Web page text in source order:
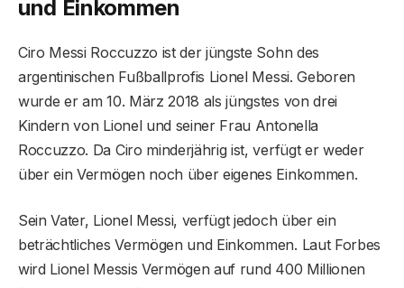
und Einkommen
Ciro Messi Roccuzzo ist der jüngste Sohn des
argentinischen Fußballprofis Lionel Messi. Geboren
wurde er am 10. März 2018 als jüngstes von drei
Kindern von Lionel und seiner Frau Antonella
Roccuzzo. Da Ciro minderjährig ist, verfügt er weder
über ein Vermögen noch über eigenes Einkommen.
Sein Vater, Lionel Messi, verfügt jedoch über ein
beträchtliches Vermögen und Einkommen. Laut Forbes
wird Lionel Messis Vermögen auf rund 400 Millionen